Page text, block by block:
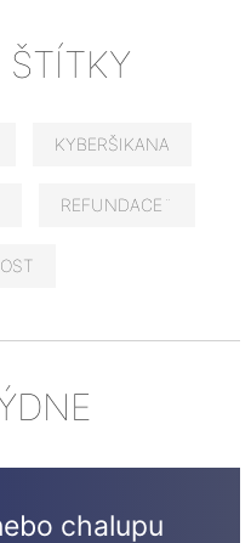
KYBERŠIKANA
REFUNDACE¨
chalupu